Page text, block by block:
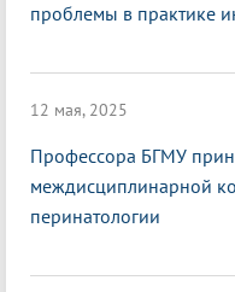
проблемы в практике
12 мая, 2025
Профессора БГМУ
междисциплинарной
перинатологии